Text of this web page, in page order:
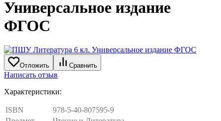
Универсальное издание
ФГОС
Отложить Сравнить
Написать отзыв
Характеристики:
ISBN
978-5-40-807595-9